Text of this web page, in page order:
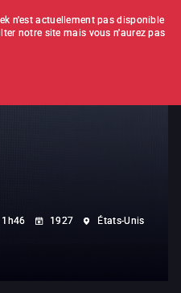
ABONNEMENT
1h46 1927 États-Unis
n'est actuellement pas disponible
notre site mais vous n'aurez pas